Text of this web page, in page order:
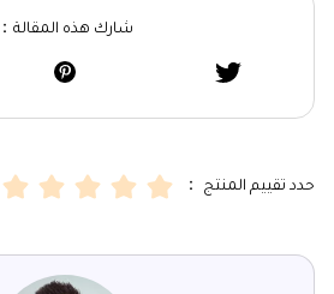
شارك هذه المقالة：
حدد تقييم المنتج ：